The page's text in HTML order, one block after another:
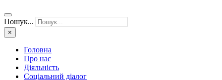
Пошук...
×
Головна
Про нас
Діяльність
Соціальний діалог